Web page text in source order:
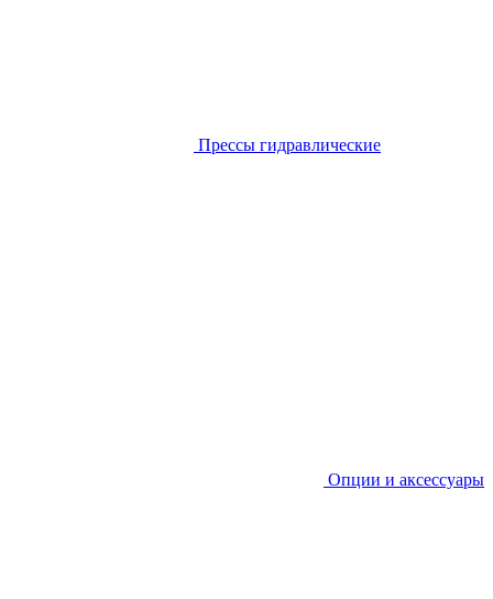
Прессы гидравлические
Опции и аксессуары